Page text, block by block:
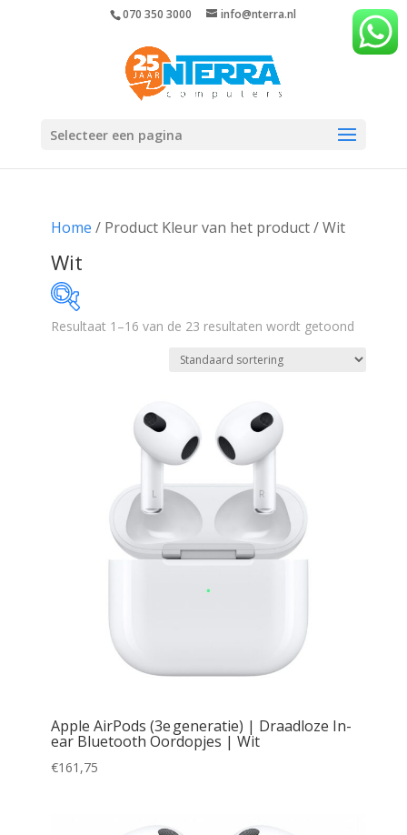
070 350 3000 info@nterra.nl
Selecteer een pagina
Home / Product Kleur van het product / Wit
Wit
Resultaat 1–16 van de 23 resultaten wordt getoond
Apple AirPods (3e generatie) | Draadloze In-
ear Bluetooth Oordopjes | Wit
€161,75